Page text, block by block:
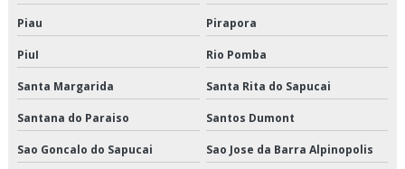
Logística especializada em cargas climatizadas em são paulo
Logística especializada em cargas climatizadas sp
Logística para empresas de alimentos
Piau Pirapora
PiuI Rio Pomba
Santa Margarida Santa Rita do Sapucai
Santana do Paraiso Santos Dumont
Sao Goncalo do Sapucai Sao Jose da Barra Alpinopolis